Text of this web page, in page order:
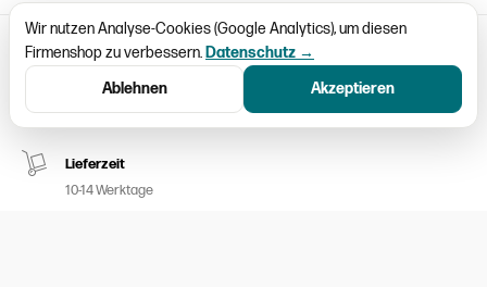
Schweizweiter Versand
Paketversand CHF 9.50
Lieferzeit
10-14 Werktage
Wir nutzen Analyse-Cookies (Google Analytics), um diesen
Firmenshop zu verbessern. Datenschutz →
Ablehnen
Akzeptieren